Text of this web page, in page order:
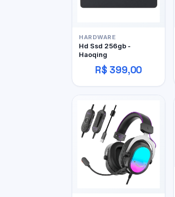
HARDWARE
Hd Ssd 256gb -
Haoqing
R$ 399,00